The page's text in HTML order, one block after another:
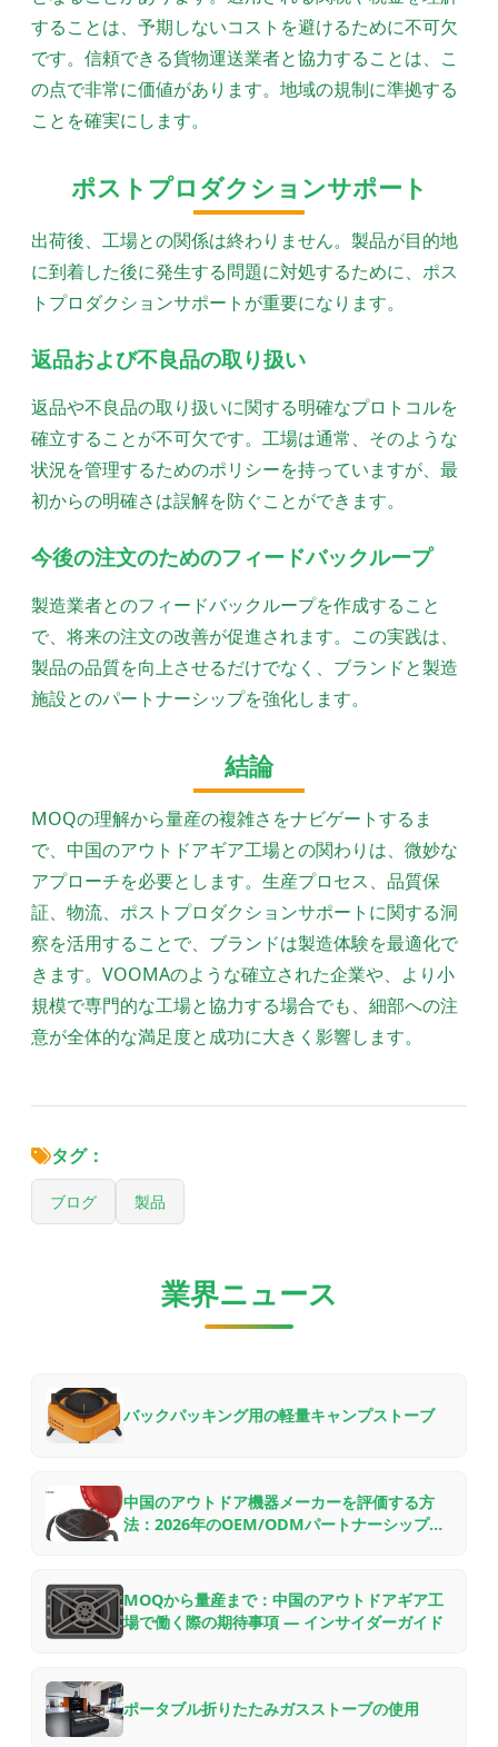
することは、予期しないコストを避けるために不可欠
です。信頼できる貨物運送業者と協力することは、こ
の点で非常に価値があります。地域の規制に準拠する
ことを確実にします。
ポストプロダクションサポート
出荷後、工場との関係は終わりません。製品が目的地
に到着した後に発生する問題に対処するために、ポス
トプロダクションサポートが重要になります。
返品および不良品の取り扱い
返品や不良品の取り扱いに関する明確なプロトコルを
確立することが不可欠です。工場は通常、そのような
状況を管理するためのポリシーを持っていますが、最
初からの明確さは誤解を防ぐことができます。
今後の注文のためのフィードバックループ
製造業者とのフィードバックループを作成すること
で、将来の注文の改善が促進されます。この実践は、
製品の品質を向上させるだけでなく、ブランドと製造
施設とのパートナーシップを強化します。
結論
MOQの理解から量産の複雑さをナビゲートするま
で、中国のアウトドアギア工場との関わりは、微妙な
アプローチを必要とします。生産プロセス、品質保
証、物流、ポストプロダクションサポートに関する洞
察を活用することで、ブランドは製造体験を最適化で
きます。VOOMAのような確立された企業や、より小
規模で専門的な工場と協力する場合でも、細部への注
意が全体的な満足度と成功に大きく影響します。
タグ：
ブログ 製品
業界ニュース
バックパッキング用の軽量キャンプストーブ
中国のアウトドア機器メーカーを評価する方
法：2026年のOEM/ODMパートナーシップの
MOQから量産まで：中国のアウトドアギア工
場で働く際の期待事項 — インサイダーガイド
ポータブル折りたたみガスストーブの使用